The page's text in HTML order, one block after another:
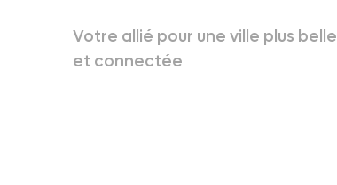
Votre allié pour une ville plus belle
et connectée